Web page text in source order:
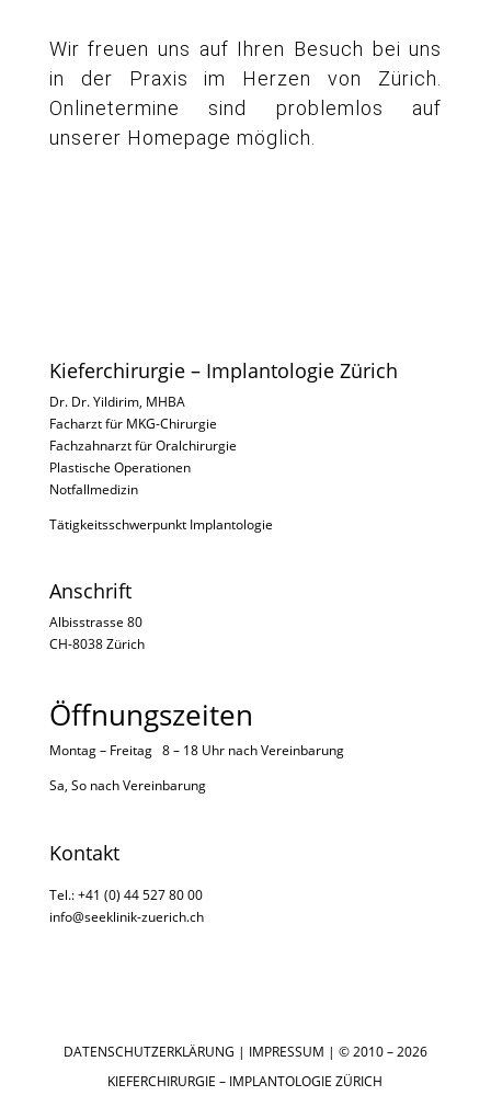
Wir freuen uns auf Ihren Besuch bei uns
in der Praxis im Herzen von Zürich.
Onlinetermine sind problemlos auf
unserer Homepage möglich.
Kieferchirurgie – Implantologie Zürich
Dr. Dr. Yildirim, MHBA
Facharzt für MKG-Chirurgie
Fachzahnarzt für Oralchirurgie
Plastische Operationen
Notfallmedizin
Tätigkeitsschwerpunkt Implantologie
Anschrift
Albisstrasse 80
CH-8038 Zürich
Öffnungszeiten
Montag – Freitag 8 – 18 Uhr nachVereinbarung
Sa, So nachVereinbarung
Kontakt
Tel.: +41 (0) 44 527 80 00
info@seeklinik-zuerich.ch
DATENSCHUTZERKLÄRUNG | IMPRESSUM | © 2010 – 2026
KIEFERCHIRURGIE – IMPLANTOLOGIE ZÜRICH